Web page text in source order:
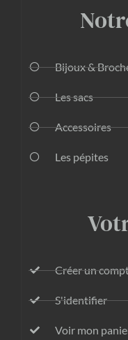
Bijoux &
Les sacs
Accessoires
Les pépites
Créer un
S'identifier
Voir mon